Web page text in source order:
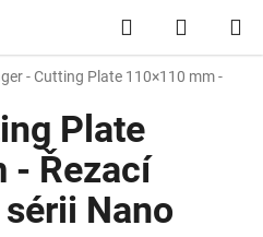
Hledat
KOŠÍK
- Cutting Plate 110×110 mm -
Plate
- Řezací
Nano